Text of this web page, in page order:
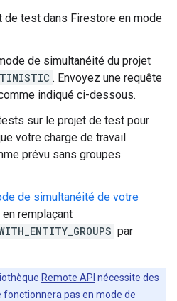
de test dans Firestore en mode
de simultanéité du projet
. Envoyez une requête
indiqué ci-dessous.
sur le projet de test pour
votre charge de travail
prévu sans groupes
de simultanéité de votre
en remplaçant
par
Remote API nécessite des
pas en mode de